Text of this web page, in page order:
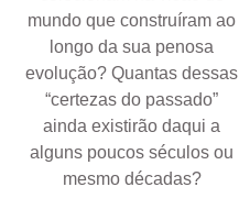
mundo que construíram ao
longo da sua penosa
evolução? Quantas dessas
“certezas do passado”
ainda existirão daqui a
alguns poucos séculos ou
mesmo décadas?